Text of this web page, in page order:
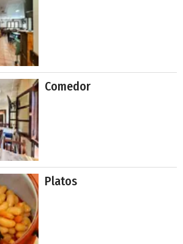
Comedor
Platos